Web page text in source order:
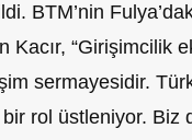
BTM’nin
Kacır, “Girişimcilik
sermayesidir.
rol üstleniyor. Biz